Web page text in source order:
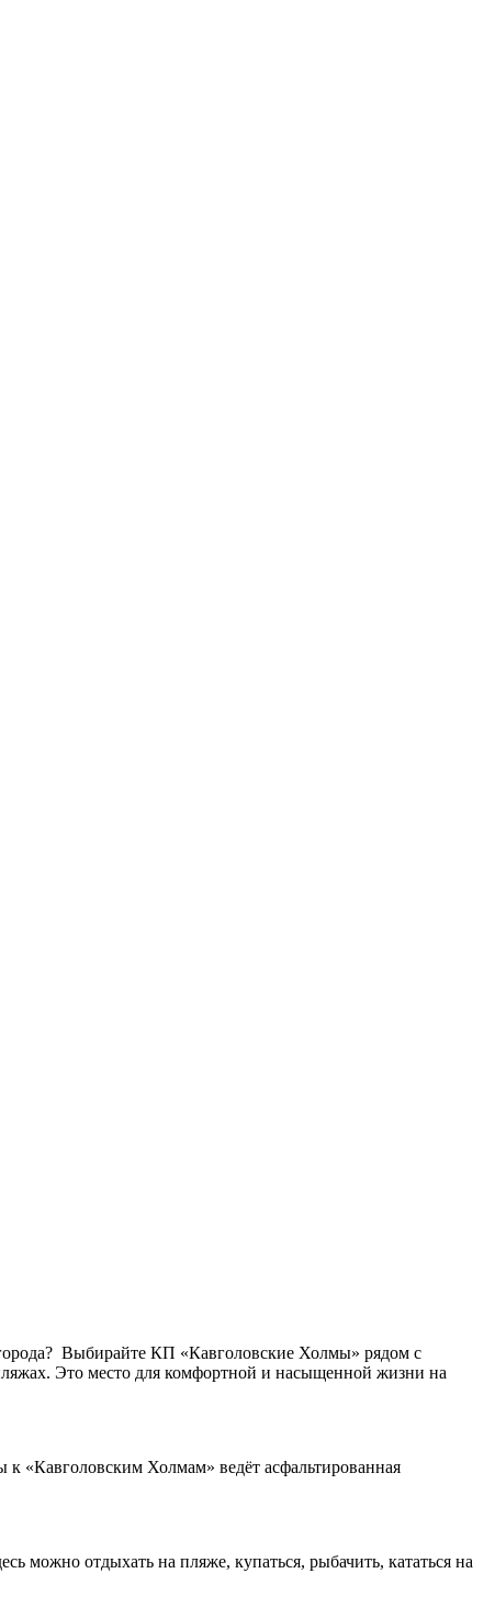
Выбирайте КП «Кавголовские Холмы» рядом с
Это место для комфортной и насыщенной жизни на
к «Кавголовским Холмам» ведёт асфальтированная
можно отдыхать на пляже, купаться, рыбачить, кататься на